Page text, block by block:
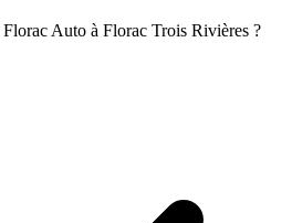
Auto à Florac Trois Rivières ?